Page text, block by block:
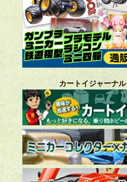
カートイジャーナ